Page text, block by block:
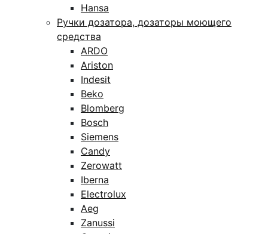
Hansa
Ручки дозатора, дозаторы моющего
средства
ARDO
Ariston
Indesit
Beko
Blomberg
Bosch
Siemens
Candy
Zerowatt
Iberna
Electrolux
Aeg
Zanussi